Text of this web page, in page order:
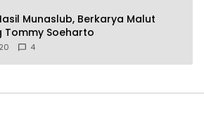
Munaslub, Berkarya Malut
Tommy Soeharto
4